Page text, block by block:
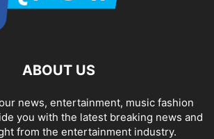
ABOUT US
news, entertainment, music fashion
you with the latest breaking news and
from the entertainment industry.